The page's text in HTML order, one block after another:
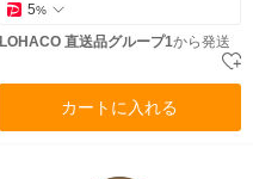
5%
LOHACO 直送品グループ1から発送
カートに入れる